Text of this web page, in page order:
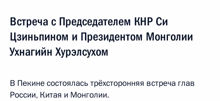
Встреча с Председателем КНР Си
Цзиньпином и Президентом Монголии
Ухнагийн Хурэлсухом
В Пекине состоялась трёхсторонняя встреча глав
России, Китая и Монголии.